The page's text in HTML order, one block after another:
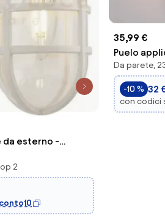
da esterno -
2
35,99 €
Puelo
h.26,5cm
Da parete,
-10 % 32
con codici